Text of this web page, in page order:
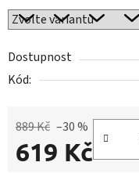
Dostupnost
Kód:
889 Kč –30 %
619 Kč